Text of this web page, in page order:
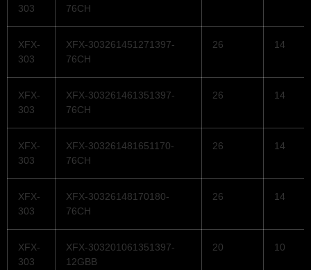
303
76CH
XFX-
303
XFX-303261451271397-
76CH
26 14
XFX-
303
XFX-303261461351397-
76CH
26 14
XFX-
303
XFX-303261481651170-
76CH
26 14
XFX-
303
XFX-30326148170180-
76CH
26 14
XFX-
303
XFX-303201061351397-
12GBB
20 10